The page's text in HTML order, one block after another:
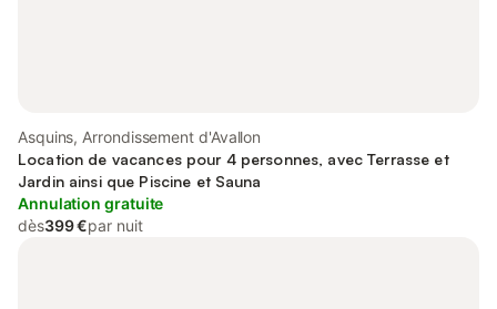
Asquins, Arrondissement d'Avallon
Location de vacances pour 4 personnes, avec Terrasse et
Jardin ainsi que Piscine et Sauna
Annulation gratuite
dès399 €par nuit